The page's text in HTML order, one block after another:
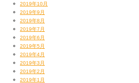
2019年10月
2019年9月
2019年8月
2019年7月
2019年6月
2019年5月
2019年4月
2019年3月
2019年2月
2019年1月